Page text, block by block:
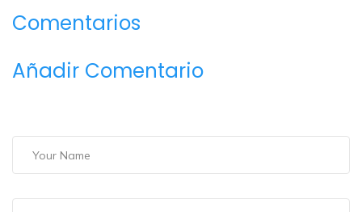
Comentarios
Añadir Comentario